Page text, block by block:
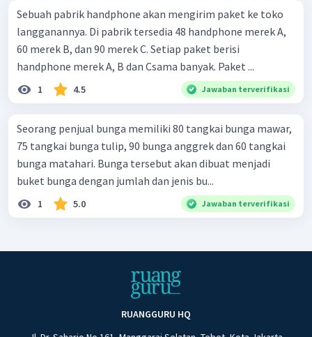
Sebuah pabrik handphone akan mengirim paket ke toko
langganannya. Di pabrik tersedia 48 handphone merek A,
60 merek B, dan 90 merek C. Setiap paket berisi
handphone merek A, B dan Csama banyak. Paket ...
1 4.5 Jawaban terverifikasi
Seorang penjual bunga memiliki 80 tangkai bunga mawar,
75 tangkai bunga tulip, 90 bunga anggrek dan 60 tangkai
bunga matahari. Bunga tersebut akan dibuat menjadi
buket bunga dengan jumlah dan jenis bu...
1 5.0 Jawaban terverifikasi
RUANGGURU HQ